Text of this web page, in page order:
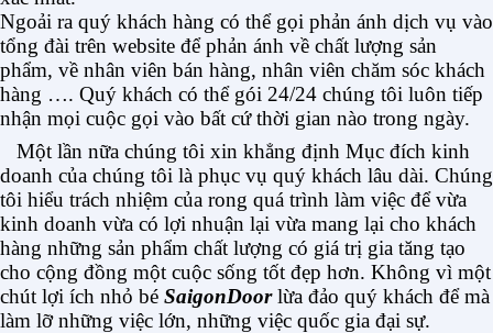
Ngoải ra quý khách hàng có thể gọi phản ánh dịch vụ vào
tổng đài trên website để phản ánh về chất lượng sản
phẩm, về nhân viên bán hàng, nhân viên chăm sóc khách
hàng …. Quý khách có thể gói 24/24 chúng tôi luôn tiếp
nhận mọi cuộc gọi vào bất cứ thời gian nào trong ngày.
Một lần nữa chúng tôi xin khẳng định Mục đích kinh
doanh của chúng tôi là phục vụ quý khách lâu dài. Chúng
tôi hiểu trách nhiệm của rong quá trình làm việc để vừa
kinh doanh vừa có lợi nhuận lại vừa mang lại cho khách
hàng những sản phẩm chất lượng có giá trị gia tăng tạo
cho cộng đồng một cuộc sống tốt đẹp hơn. Không vì một
chút lợi ích nhỏ bé SaigonDoor lừa đảo quý khách để mà
làm lỡ những việc lớn, những việc quốc gia đại sự.